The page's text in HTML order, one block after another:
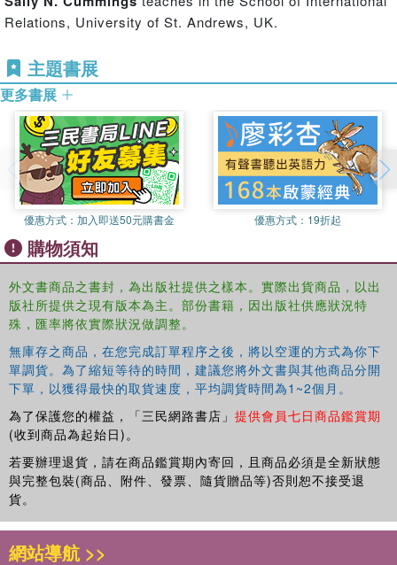
This innovative, unique study of these events brings
together a new generation of Kyrgyz scholars together
happened in Kyrgyzstan and after, and the wider
implications.
This book was published as a special issue ofCentral
Asian Survey.
Relations, University of St. Andrews, UK.
主題書展
更多書展
優惠方式： 加入即送50元購書金 優惠方式： 19折起
購物須知
外文書商品之書封，為出版社提供之樣本。實際出貨商品，以出
版社所提供之現有版本為主。部份書籍，因出版社供應狀況特
殊，匯率將依實際狀況做調整。
無庫存之商品，在您完成訂單程序之後，將以空運的方式為你下
單調貨。為了縮短等待的時間，建議您將外文書與其他商品分開
下單，以獲得最快的取貨速度，平均調貨時間為1~2個月。
為了保護您的權益，「三民網路書店」 提供會員七日商品鑑賞期
(收到商品為起始日)。
若要辦理退貨，請在商品鑑賞期內寄回，且商品必須是全新狀態
與完整包裝(商品、附件、發票、隨貨贈品等)否則恕不接受退
貨。
網站導航 >>